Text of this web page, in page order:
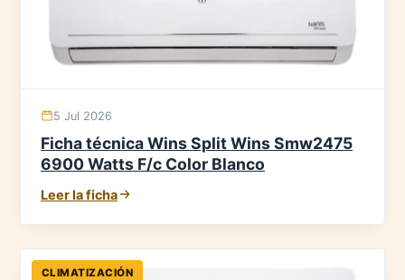
5 Jul 2026
Ficha técnica Wins Split Wins Smw2475
6900 Watts F/c Color Blanco
Leer la ficha
CLIMATIZACIÓN